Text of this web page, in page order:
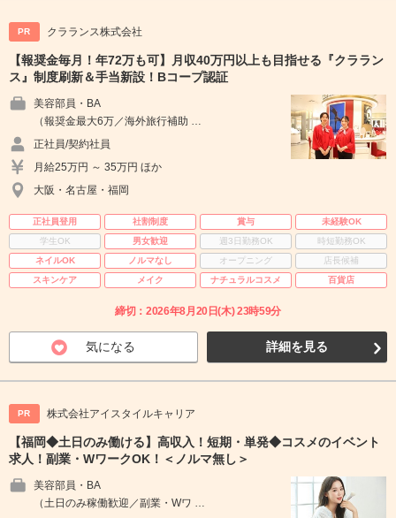
PR クラランス株式会社
【報奨金毎月！年72万も可】月収40万円以上も目指せる『クララン
ス』制度刷新＆手当新設！Bコープ認証
美容部員・BA
（報奨金最大6万／海外旅行補助 …
正社員/契約社員
月給25万円 ～ 35万円 ほか
大阪・名古屋・福岡
正社員登用 社割制度 賞与
未経験OK
学生OK
男女歓迎 週3日勤務OK
時短勤務OK
ネイルOK
ノルマなし オープニング
店長候補
スキンケア
メイク ナチュラルコスメ 百貨店
締切：2026年8月20日(木) 23時59分
気になる 詳細を見る
PR 株式会社アイスタイルキャリア
【福岡◆土日のみ働ける】高収入！短期・単発◆コスメのイベント
求人！副業・WワークOK！＜ノルマ無し＞
美容部員・BA
（土日のみ稼働歓迎／副業・Wワ …